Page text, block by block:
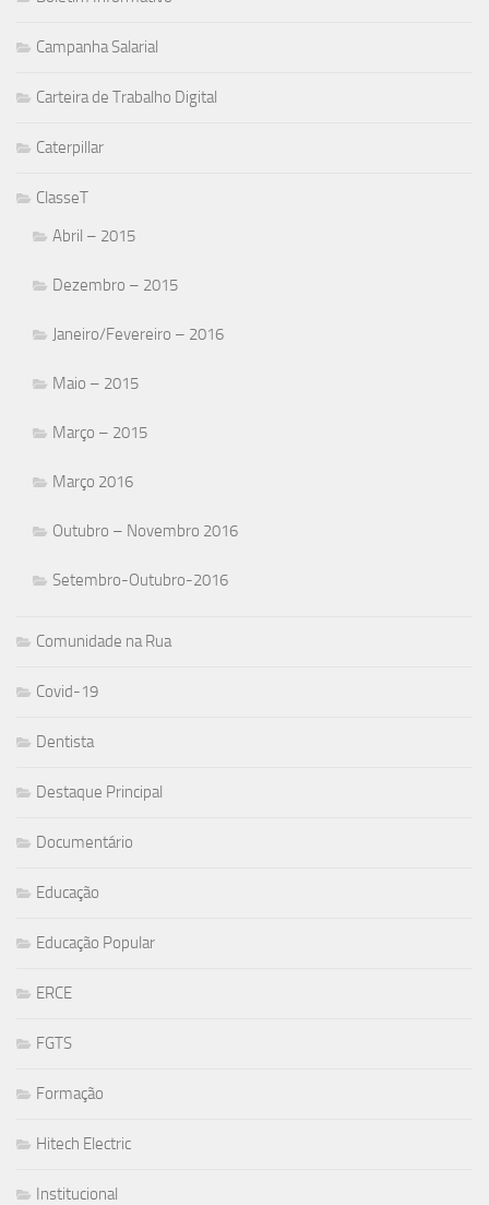
Campanha Salarial
Carteira de Trabalho Digital
Caterpillar
ClasseT
Abril – 2015
Dezembro – 2015
Janeiro/Fevereiro – 2016
Maio – 2015
Março – 2015
Março 2016
Outubro – Novembro 2016
Setembro-Outubro-2016
Comunidade na Rua
Covid-19
Dentista
Destaque Principal
Documentário
Educação
Educação Popular
ERCE
FGTS
Formação
Hitech Electric
Institucional